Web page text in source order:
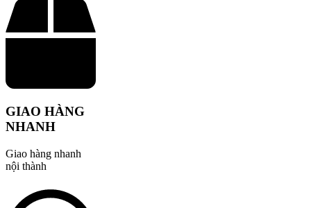
GIAO HÀNG
NHANH
Giao hàng nhanh
nội thành